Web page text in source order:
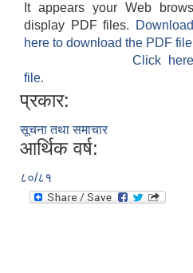
It appears your Web
display PDF files.
here to download the PDF
Click
file.
प्रकार:
सूचना तथा समाचार
आर्थिक वर्ष:
८०/८१